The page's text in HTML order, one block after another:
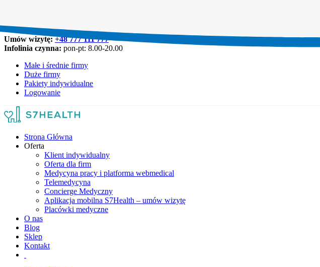
Umów wizytę:+48 777 111 777
Infolinia czynna: pon-pt: 8.00-20.00
Małe i średnie firmy
Duże firmy
Pakiety indywidualne
Logowanie
Strona Główna
Oferta
Klient indywidualny
Oferta dla firm
Medycyna pracy i platforma webmedical
Telemedycyna
Concierge Medyczny
Aplikacja mobilna S7Health – umów wizytę
Placówki medyczne
O nas
Blog
Sklep
Kontakt